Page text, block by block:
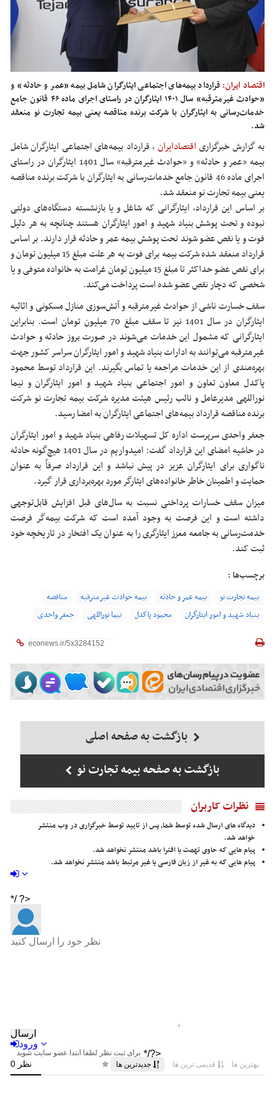
اقتصاد ایران: قرارداد بیمه‌های اجتماعی ایثارگران شامل بیمه «عمر و حادثه» و
«حوادث غیرمترقبه» سال ۱۴۰۱ ایثارگران در راستای اجرای ماده ۴۶ قانون جامع
خدمات‌رسانی به ایثارگران با شرکت برنده مناقصه یعنی بیمه تجارت نو منعقد
شد.
به گزارش خبرگزاریاقتصادایران ، قرارداد بیمه‌های اجتماعی ایثارگران شامل
بیمه «عمر و حادثه» و «حوادث غیرمترقبه» سال 1401 ایثارگران در راستای
اجرای ماده 46 قانون جامع خدمات‌رسانی به ایثارگران با شرکت برنده مناقصه
یعنی بیمه تجارت نو منعقد شد.
بر اساس این قرارداد، ایثارگرانی که شاغل و یا بازنشسته دستگاه‌های دولتی
نبوده و تحت پوشش بنیاد شهید و امور ایثارگران هستند چنانچه به هر دلیل
فوت و یا نقص عضو شوند تحت پوشش بیمه عمر و حادثه قرار دارند. بر اساس
قرارداد منعقد شده شرکت بیمه برای فوت به هر علت مبلغ 15 میلیون تومان و
برای نقص عضو حداکثر تا مبلغ 15 میلیون تومان غرامت به خانواده متوفی و یا
شخصی که دچار نقص عضو شده است پرداخت می‌کند.
سقف خسارت ناشی از حوادث غیرمترقبه و آتش‌سوزی منازل مسکونی و اثاثیه
ایثارگران در سال 1401 نیز تا سقف مبلغ 70 میلیون تومان است. بنابراین
ایثارگرانی که مشمول این خدمات می‌شوند در صورت بروز حادثه و حوادث
غیرمترقبه می‌توانند به ادارات بنیاد شهید و امور ایثارگران سراسر کشور جهت
بهره‌مندی از این خدمات مراجعه یا تماس بگیرند. این قرارداد توسط محمود
پاکدل معاون تعاون و امور اجتماعی بنیاد شهید و امور ایثارگران و نیما
نوراللهی مدیرعامل و نائب رئیس هیئت مدیره شرکت بیمه تجارت نو شرکت
برنده مناقصه قرارداد بیمه‌های اجتماعی ایثارگران به امضا رسید.
جعفر واحدی سرپرست اداره کل تسهیلات رفاهی بنیاد شهید و امور ایثارگران
در حاشیه امضای این قرارداد گفت: امیدواریم در سال 1401 هیچ‌گونه حادثه
ناگواری برای ایثارگران عزیز در پیش نباشد و این قرارداد صرفاً به عنوان
حمایت و اطمینان خاطر خانواده‌های ایثارگر مورد بهره‌برداری قرار گیرد.
میزان سقف خسارات پرداختی نسبت به سال‌های قبل افزایش قابل‌توجهی
داشته است و این فرصت به وجود آمده است که شرکت بیمه‌گر فرصت
خدمت‌رسانی به جامعه معزز ایثارگری را به عنوان یک افتخار در تاریخچه خود
ثبت کند.
برچسب‌ها :
بیمه تجارت نو بیمه عمر و حادثه بیمه حوادث غیرمترقبه
مناقصه
بنیاد شهید و امور ایثارگران
محمود پاکدل نیما نوراللهی جعفر واحدی
بازگشت به صفحه اصلی
بازگشت به صفحه بیمه تجارت نو
نظرات کاربران
دیدگاه های ارسال شده توسط شما، پس از تایید توسط خبرگزاری در وب منتشر
خواهد شد.
پیام هایی که حاوی تهمت یا افترا باشد منتشر نخواهد شد.
پیام هایی که به غیر از زبان فارسی یا غیر مرتبط باشد منتشر نخواهد شد.